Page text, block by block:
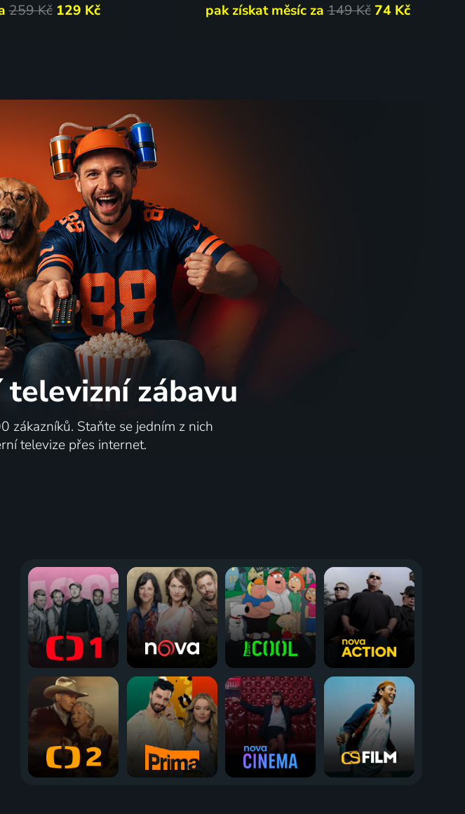
259 Kč 129 Kč
pak získat měsíc za149 Kč 74 Kč
televizní zábavu
zákazníků. Staňte se jedním z nich
televize přes internet.